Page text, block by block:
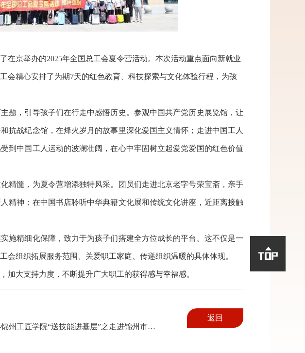

京举办的2025年全国总工会夏令营活动。本次活动重点面向新就业
会精心安排了为期7天的红色教育、科技探索与文化体验行程，为孩
，引导孩子们在行走中感悟历史。参观中国共产党历史展览馆，让
抗战纪念馆，在烽火岁月的故事里深化爱国主义情怀；走进中国工人
到中国工人运动的波澜壮阔，在心中牢固树立起爱党爱国的红色价值
髓，为夏令营增添独特风采。团员们走进北京老字号荣宝斋，亲手
精神；在中国书店聆听中华典籍文化展和传统文化讲座，近距离接触
精细化保障，致力于为孩子们搭建全方位成长的平台。这不仅是一
会组织拓展服务范围、关爱职工家庭、传递组织温暖的具体体现。
大支持力度，不断提升广大职工的获得感与幸福感。
【下一篇】：“授渔”二院传妙手 铸钥指尖点金睛——锦州工匠学院“送技能进基层”之走进锦州市第二医院
返回